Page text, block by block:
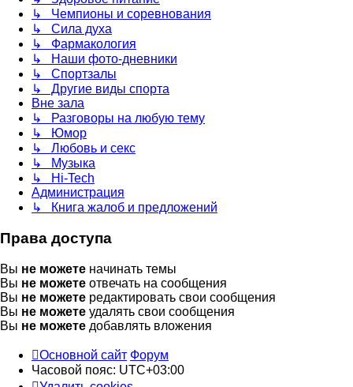
↳ Чемпионы и соревнования
↳ Сила духа
↳ Фармакология
↳ Наши фото-дневники
↳ Спортзалы
↳ Другие виды спорта
Вне зала
↳ Разговоры на любую тему
↳ Юмор
↳ Любовь и секс
↳ Музыка
↳ Hi-Tech
Администрация
↳ Книга жалоб и предложений
Права доступа
Вы не можете начинать темы
Вы не можете отвечать на сообщения
Вы не можете редактировать свои сообщения
Вы не можете удалять свои сообщения
Вы не можете добавлять вложения
Основной сайт Форум
Часовой пояс: UTC+03:00